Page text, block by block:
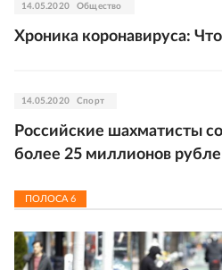
14.05.2020 Общество
Хроника коронавируса:
14.05.2020 Спорт
Российские шахматисты
более 25 миллионов
ПОЛОСА 6